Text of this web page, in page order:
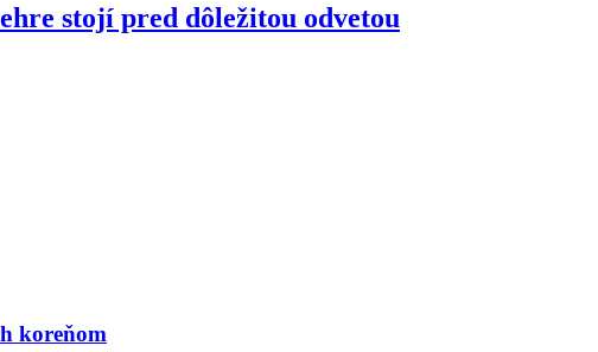
stojí pred dôležitou odvetou
koreňom